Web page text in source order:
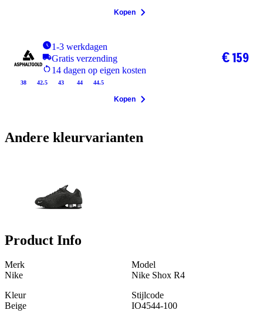
Kopen
1-3 werkdagen
Gratis verzending
14 dagen op eigen kosten
38 42.5 43 44 44.5
€ 159
Kopen
Andere kleurvarianten
Product Info
Merk
Nike
Model
Nike Shox R4
Kleur
Beige
Stijlcode
IO4544-100